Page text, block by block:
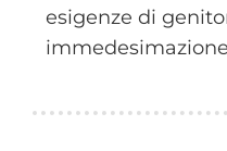
esigenze di